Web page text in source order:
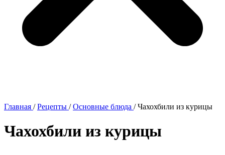
Главная /Рецепты /Основные блюда /Чахохбили из курицы
Чахохбили из курицы